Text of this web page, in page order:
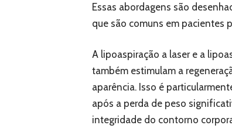
Essas abordagens são
que são comuns em pacientes
A lipoaspiração a laser e a
também estimulam a
aparência. Isso é
após a perda de peso
integridade do contorno